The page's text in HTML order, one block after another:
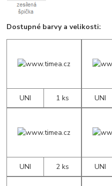
Dostupné barvy a velikosti:
UNI 1 ks UNI
UNI 2 ks UNI